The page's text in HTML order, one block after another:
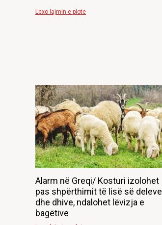
Lexo lajmin e plote
Alarm në Greqi/ Kosturi izolohet
pas shpërthimit të lisë së deleve
dhe dhive, ndalohet lëvizja e
bagëtive